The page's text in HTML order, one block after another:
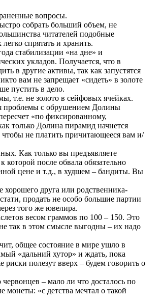
вопросы.
собрать больший объем, не
читателей подобные
спрятать и хранить.
стабилизации «на дне» и
укладов. Получается, что в
в другие активы, так как запустятся
вам не запрещает «сидеть» в золоте
пустить в дело.
т.е. не золото в сейфовых ячейках.
проблемы с обрушением Долины
«по фиксированному,
только Долина пирамид начнется
чтобы не платить причитающееся вам и/
Как только вы предъявляете
после обвала обязательно
цене и т.д., в худшем – бандиты. Вы
друга или родственника-
продать не особо большие партии
того же ювелира.
весом граммов по 100 – 150. Это
так в этом смысле выгодны – их надо
общее состояние в мире ушло в
«дальний хутор» и ждать, пока
полезут вверх – будем говорить о
– мало ли что досталось по
монеты: «с детства мечтал о такой